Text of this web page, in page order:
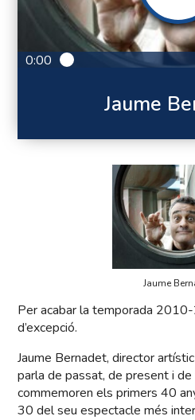
0:00
Jaume
Jaume
Per acabar la temporada
d’excepció.
Jaume Bernadet, director
parla de passat, de present i de
commemoren els primers 40
30 del seu espectacle més